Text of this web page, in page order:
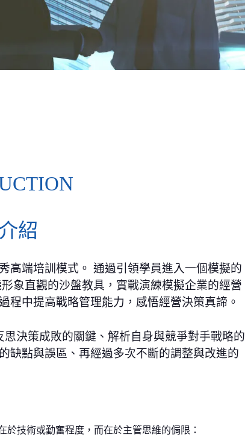
紹
高端培訓模式。 通過引領學員進入一個模擬的
象直觀的沙盤教具，實戰演練模擬企業的經營
程中提高戰略管理能力，感悟經營決策真諦。
決策成敗的關鍵、解析自身與競爭對手戰略的
缺點與誤區、再經過多次不斷的調整與改進的
技術或勤奮程度，而在於主管思維的侷限：